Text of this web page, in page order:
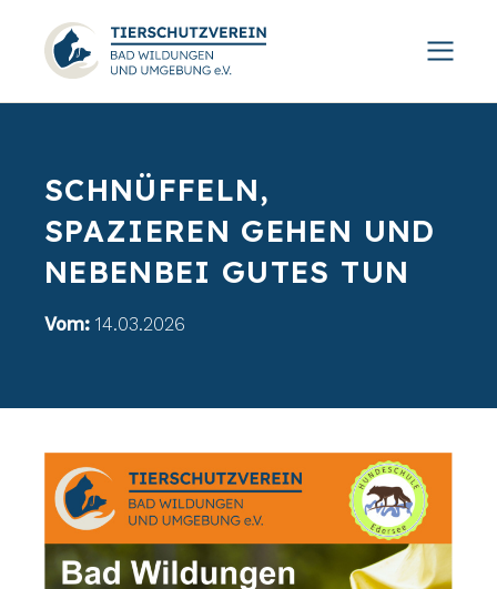
SCHNÜFFELN,
SPAZIEREN GEHEN UND
NEBENBEI GUTES TUN
Vom: 14.03.2026